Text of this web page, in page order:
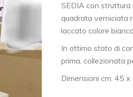
SEDIA con struttura
quadrata verniciata
laccato colore
In ottimo stato di
prima, collezionata
Dimensioni cm. 45